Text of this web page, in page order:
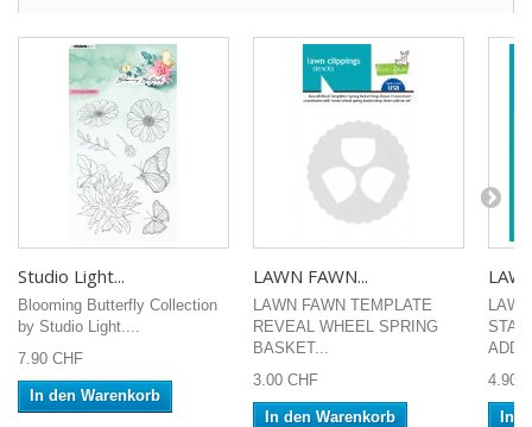
Studio Light...
Blooming Butterfly Collection
by Studio Light....
7.90 CHF
In den Warenkorb
LAWN FAWN...
LAWN FAWN TEMPLATE
REVEAL WHEEL SPRING
BASKET...
3.00 CHF
In den Warenkorb
ADD-
4.90
In